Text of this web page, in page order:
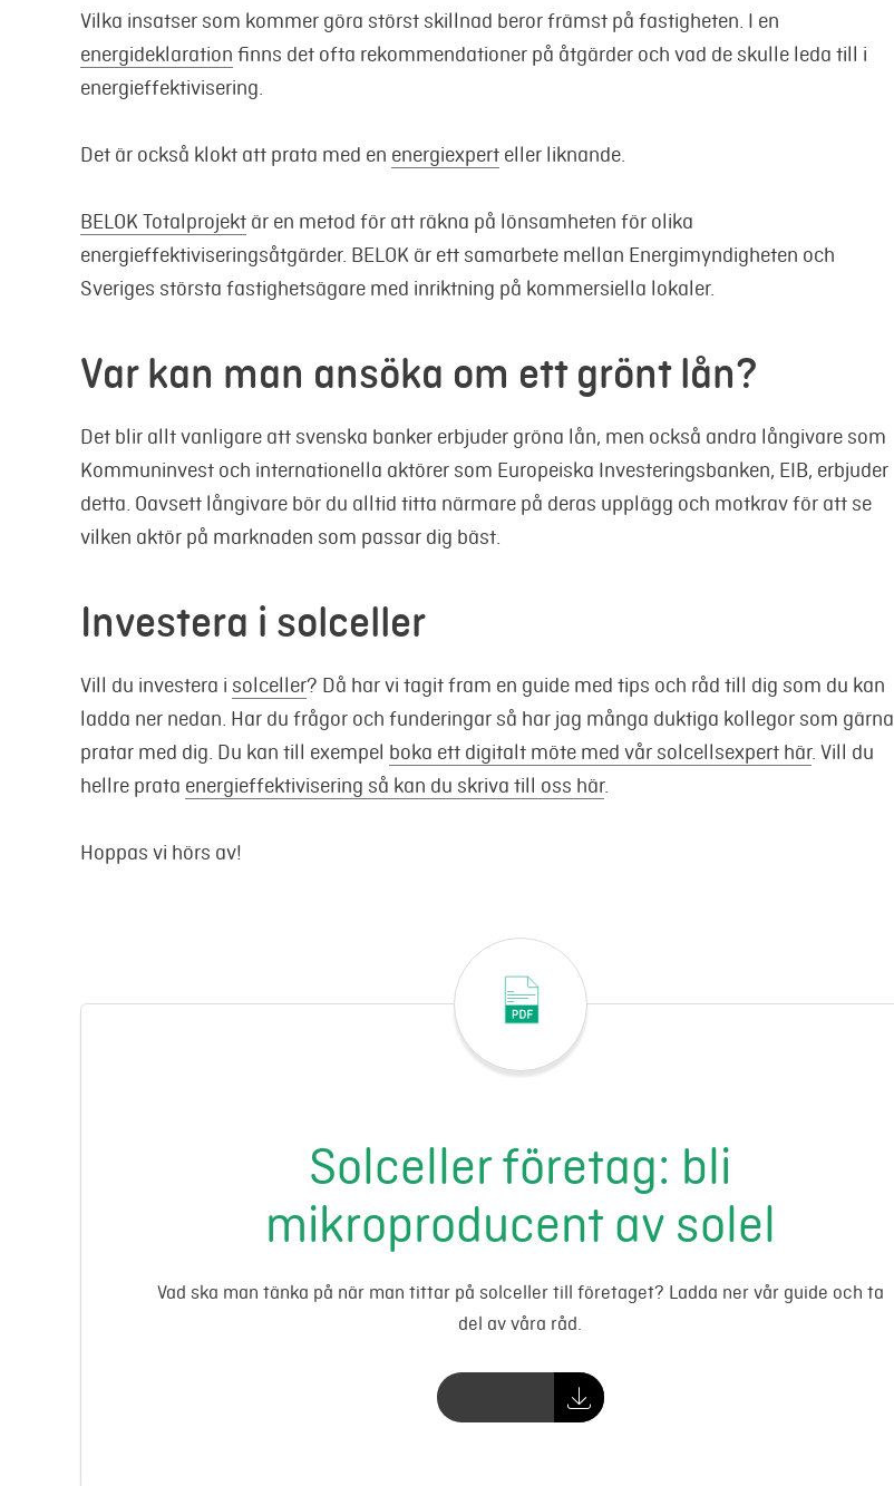
Vilka insatser som kommer göra störst skillnad beror främst på fastigheten. I en
energideklaration finns det ofta rekommendationer på åtgärder och vad de skulle leda till i
energieffektivisering.
Det är också klokt att prata med en energiexpert eller liknande.
BELOK Totalprojekt är en metod för att räkna på lönsamheten för olika
energieffektiviseringsåtgärder. BELOK är ett samarbete mellan Energimyndigheten och
Sveriges största fastighetsägare med inriktning på kommersiella lokaler.
Var kan man ansöka om ett grönt lån?
Det blir allt vanligare att svenska banker erbjuder gröna lån, men också andra långivare som
Kommuninvest och internationella aktörer som Europeiska Investeringsbanken, EIB, erbjuder
detta. Oavsett långivare bör du alltid titta närmare på deras upplägg och motkrav för att se
vilken aktör på marknaden som passar dig bäst.
Investera i solceller
Vill du investera i solceller? Då har vi tagit fram en guide med tips och råd till dig som du kan
ladda ner nedan. Har du frågor och funderingar så har jag många duktiga kollegor som gärna
pratar med dig. Du kan till exempel boka ett digitalt möte med vår solcellsexpert här. Vill du
hellre prata energieffektivisering så kan du skriva till oss här.
Hoppas vi hörs av!
Solceller företag: bli
mikroproducent av solel
Vad ska man tänka på när man tittar på solceller till företaget? Ladda ner vår guide och ta
del av våra råd.